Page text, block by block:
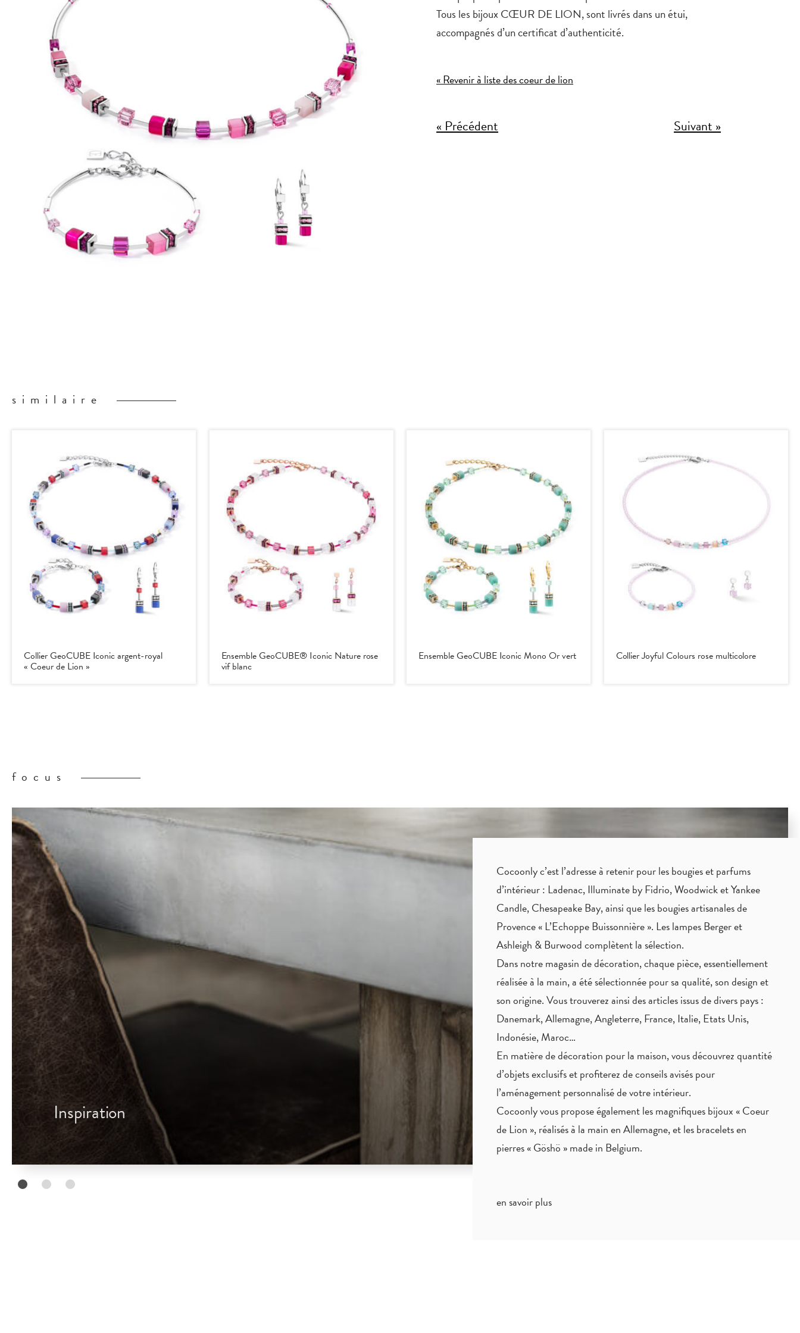
Tous les bijoux CŒUR DE LION, sont livrés dans un étui,
accompagnés d’un certificat d’authenticité.
« Revenir à liste des coeur de lion
« Précédent Suivant »
similaire
Collier GeoCUBE Iconic argent-royal
« Coeur de Lion »
Ensemble GeoCUBE® Iconic Nature rose
vif blanc
Ensemble GeoCUBE Iconic Mono Or vert Collier Joyful Colours rose multicolore
focus
Inspiration
Cocoonly c’est l’adresse à retenir pour les bougies et parfums
d’intérieur : Ladenac, Illuminate by Fidrio, Woodwick et Yankee
Candle, Chesapeake Bay, ainsi que les bougies artisanales de
Provence « L’Echoppe Buissonnière ». Les lampes Berger et
Ashleigh & Burwood complètent la sélection.
Dans notre magasin de décoration, chaque pièce,essentiellement
réalisée à la main, a été sélectionnée pour sa qualité, son design et
son origine. Vous trouverez ainsi des articles issus de divers pays :
Danemark, Allemagne, Angleterre, France, Italie, Etats Unis,
Indonésie, Maroc…
En matière de décoration pour la maison, vous découvrez quantité
d’objets exclusifset profiterez deconseils aviséspour
l’aménagement personnalisé de votre intérieur.
Cocoonly vous propose également les magnifiques bijoux « Coeur
de Lion », réalisés à la main en Allemagne, et les bracelets en
pierres « Göshö » made in Belgium.
en savoir plus